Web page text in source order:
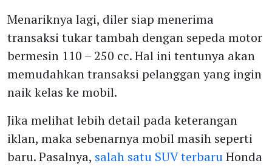
Menariknya lagi, diler siap menerima
transaksi tukar tambah dengan sepeda motor
bermesin 110 – 250 cc. Hal ini tentunya akan
memudahkan transaksi pelanggan yang ingin
naik kelas ke mobil.
Jika melihat lebih detail pada keterangan
iklan, maka sebenarnya mobil masih seperti
baru. Pasalnya, salah satu SUV terbaruHonda